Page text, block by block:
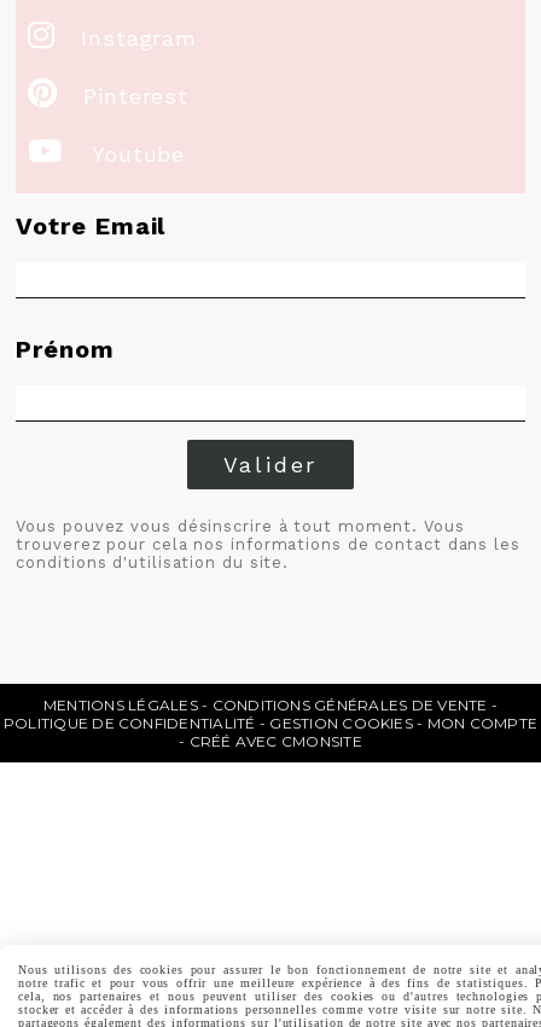
 Instagram
 Pinterest
 Youtube
Votre Email
Prénom
Valider
Vous pouvez vous désinscrire à tout moment. Vous
trouverez pour cela nos informations de contact dans les
conditions d'utilisation du site.
MENTIONS LÉGALES
CONDITIONS GÉNÉRALES DE VENTE
POLITIQUE DE CONFIDENTIALITÉ
GESTION COOKIES
MON COMPTE
CRÉÉ AVEC CMONSITE
Nous utilisons des cookies pour assurer le bon fonctionnement de notre site et
notre trafic et pour vous offrir une meilleure expérience à des fins de statistiques.
cela, nos partenaires et nous peuvent utiliser des cookies ou d'autres technologies
stocker et accéder à des informations personnelles comme votre visite sur notre site.
partageons également des informations sur l'utilisation de notre site avec nos